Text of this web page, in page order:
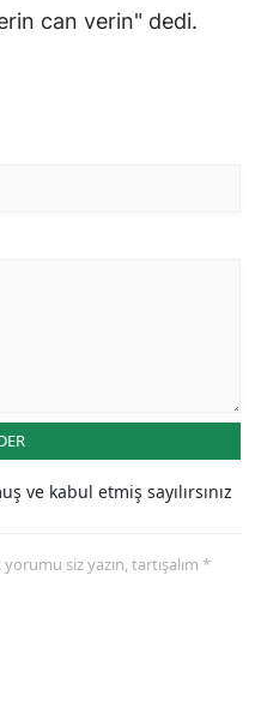
can verin" dedi.
ve kabul etmiş sayılırsınız
siz yazın, tartışalım *